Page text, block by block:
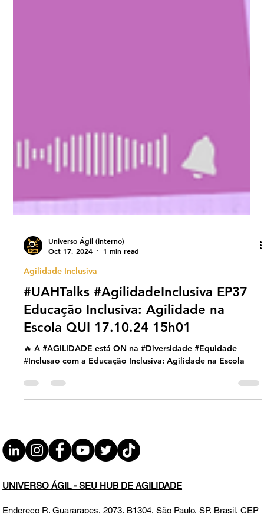
Oct 17, 2024
Agilidade Inclusiva
#UAHTalks #AgilidadeInclusiva EP37
Educação Inclusiva: Agilidade na
Escola QUI 17.10.24 15h01
#Inclusao com a Educação Inclusiva: Agilidade na Escola
UNIVERSO ÁGIL - SEU HUB DE AGILIDADE